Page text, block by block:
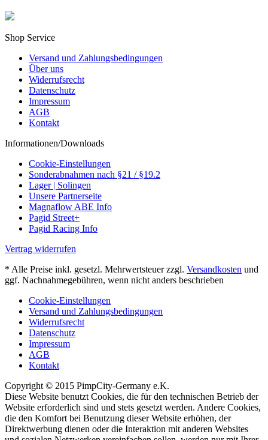
Shop Service
Versand und Zahlungsbedingungen
Über uns
Widerrufsrecht
Datenschutz
Impressum
AGB
Kontakt
Informationen/Downloads
Cookie-Einstellungen
Sonderabnahmen nach §21 / §19.2
Lager | Solingen
Unsere Partnerseite
Magnaflow ABE Info
Pagid Street+
Pagid Racing Info
Vertrag widerrufen
* Alle Preise inkl. gesetzl. Mehrwertsteuer zzgl. Versandkosten und
ggf. Nachnahmegebühren, wenn nicht anders beschrieben
Cookie-Einstellungen
Versand und Zahlungsbedingungen
Widerrufsrecht
Datenschutz
Impressum
AGB
Kontakt
Copyright © 2015 PimpCity-Germany e.K.
Diese Website benutzt Cookies, die für den technischen Betrieb der
Website erforderlich sind und stets gesetzt werden. Andere Cookies,
die den Komfort bei Benutzung dieser Website erhöhen, der
Direktwerbung dienen oder die Interaktion mit anderen Websites